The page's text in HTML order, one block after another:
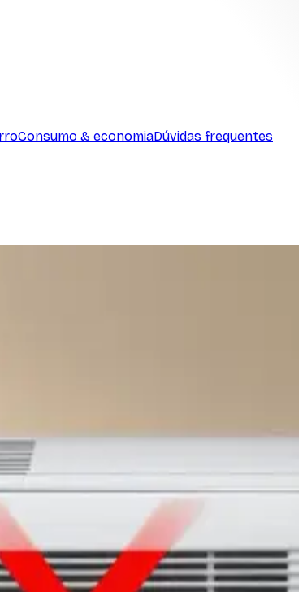
Consumo & economiaDúvidas frequentes